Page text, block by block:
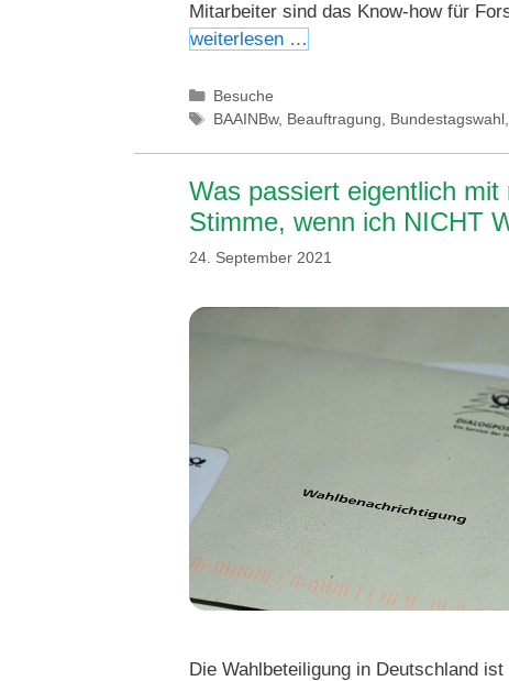
Mitarbeiter sind das Know-how für
weiterlesen …
Kategorien
Besuche
Schlagwörter
BAAINBw, Beauftragung, Bundestagswahl,
Was passiert eigentlich mit
Stimme, wenn ich NICHT
24. September 2021
Die Wahlbeteiligung in Deutschland